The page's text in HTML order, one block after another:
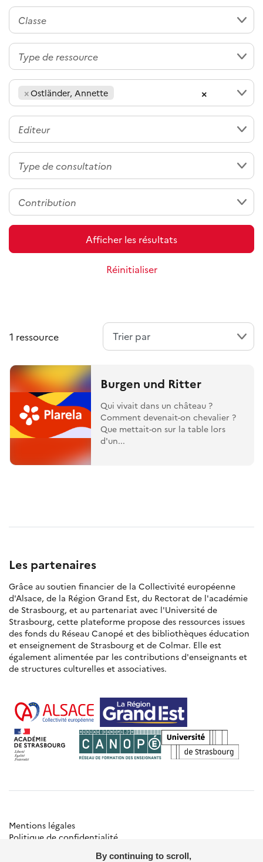
×
×Ostländer, Annette
Afficher les résultats
Réinitialiser
1 ressource
Burgen und Ritter
Qui vivait dans un château ?
Comment devenait-on chevalier ?
Que mettait-on sur la table lors
d'un...
Les partenaires
Grâce au soutien financier de la Collectivité européenne
d'Alsace, de la Région Grand Est, du Rectorat de l'académie
de Strasbourg, et au partenariat avec l'Université de
Strasbourg, cette plateforme propose des ressources issues
des fonds du Réseau Canopé et des bibliothèques éducation
et enseignement de Strasbourg et de Colmar. Elle est
également alimentée par les contributions d'enseignants et
de structures culturelles et associatives.
Mentions légales
Politique de confidentialité
By continuing to scroll,